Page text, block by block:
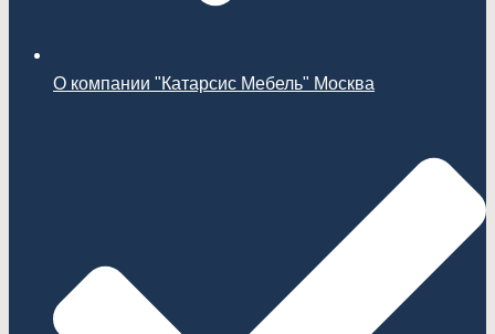
О компании "Катарсис Мебель" Москва